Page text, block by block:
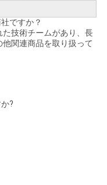
ですか？
技術チームがあり、長
関連商品を取り扱って
?